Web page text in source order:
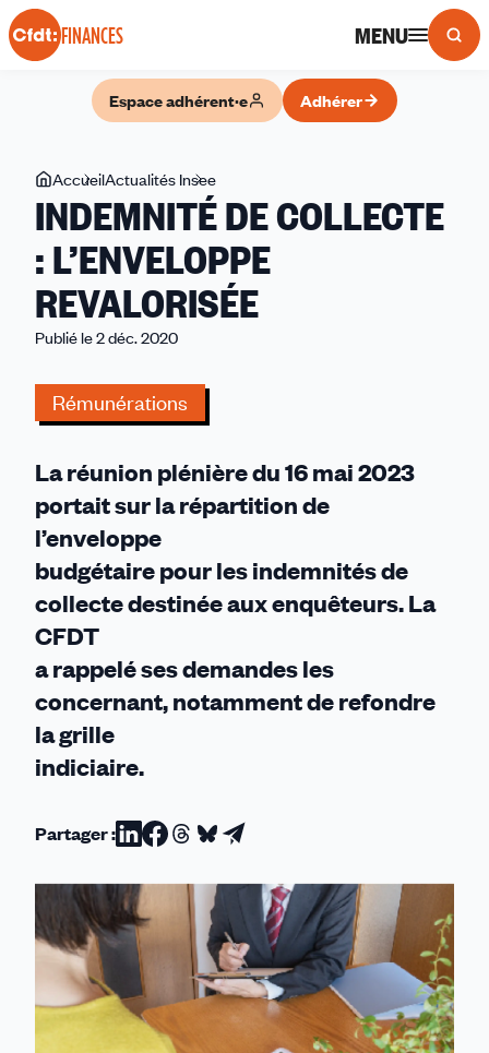
Panneau de gestion des cookies
FINANCES MENU
Espace adhérent·e Adhérer
Vous
êtes
ici
AccueilActualités Insee
COLLECTE
:
L’ENVELOPPE
REVALORISÉE
INDEMNITÉ DE COLLECTE
: L’ENVELOPPE
REVALORISÉE
Publié le 2 déc. 2020
Rémunérations
La réunion plénière du 16 mai 2023
portait sur la répartition de
l’enveloppe
budgétaire pour les indemnités de
collecte destinée aux enquêteurs. La
CFDT
a rappelé ses demandes les
concernant, notamment de refondre
la grille
indiciaire.
Partager :Partager
sur
Linkedin
Partager
sur
Facebook
Partager
sur
Threads
Partager
sur
Bluesky
Partager
par
email